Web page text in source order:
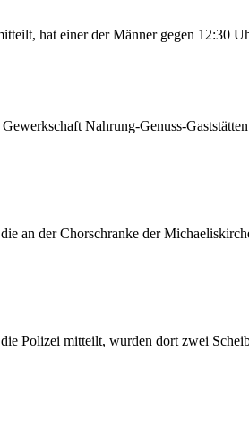
hat einer der Männer gegen 12:30
Nahrung-Genuss-
an der Chorschranke der
Polizei mitteilt, wurden dort zwei